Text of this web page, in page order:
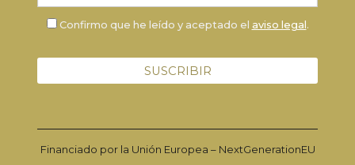
Confirmo que he leído y aceptado el aviso legal.
Financiado por la Unión Europea – NextGenerationEU